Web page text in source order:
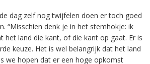
dag zelf nog twijfelen doen er toch goed
“Misschien denk je in het stemhokje: ik
het land die kant, of die kant op gaat. Er is
keuze. Het is wel belangrijk dat het land
we hopen dat er een hoge opkomst